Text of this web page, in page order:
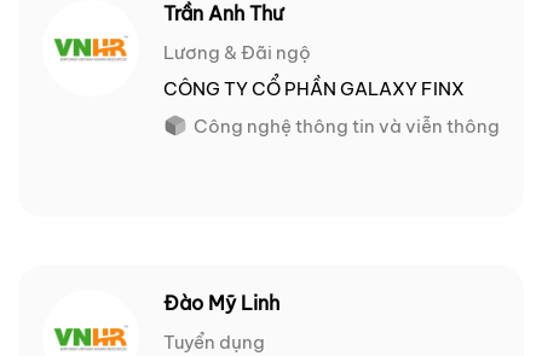
Trần Anh Thư
Lương & Đãi ngộ
CÔNG TY CỔ PHẦN GALAXY FINX
Công nghệ thông tin và viễn thông
Đào Mỹ Linh
Tuyển dụng